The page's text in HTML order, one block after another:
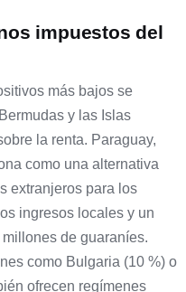
impuestos del
más bajos se
y las Islas
la renta. Paraguay,
como una alternativa
extranjeros para los
ingresos locales y un
de guaraníes.
como Bulgaria (10 %) o
ofrecen regímenes